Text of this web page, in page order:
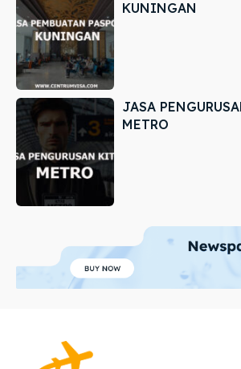
KUNINGAN
JASA
METRO